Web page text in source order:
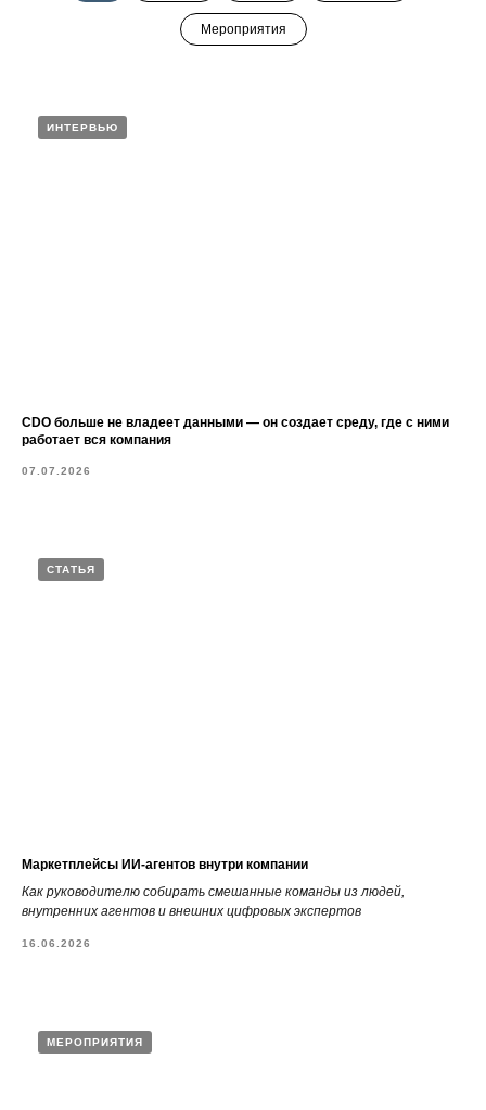
Мероприятия
ИНТЕРВЬЮ
CDO больше не владеет данными — он создает среду, где с ними
работает вся компания
07.07.2026
СТАТЬЯ
Маркетплейсы ИИ-агентов внутри компании
Как руководителю собирать смешанные команды из людей,
внутренних агентов и внешних цифровых экспертов
16.06.2026
МЕРОПРИЯТИЯ